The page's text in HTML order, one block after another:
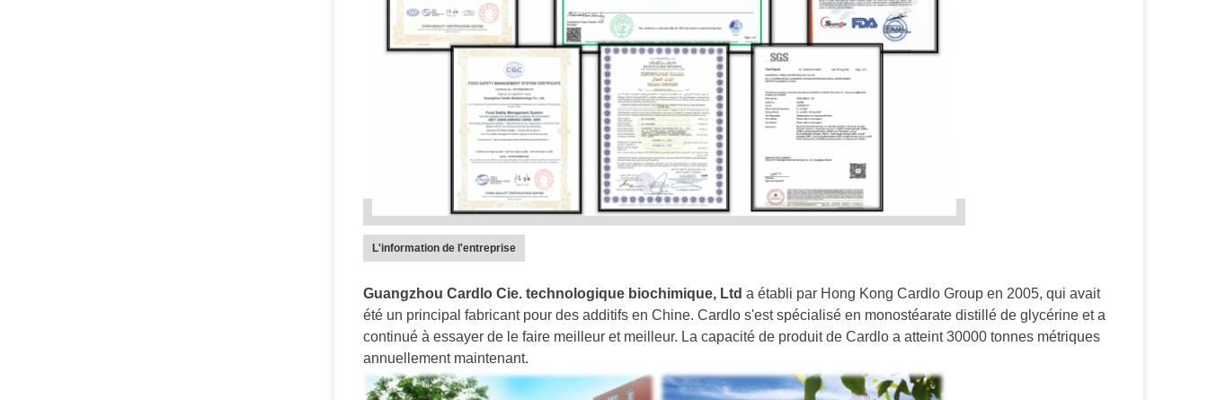
L'information de l'entreprise
Guangzhou Cardlo Cie. technologique biochimique, Ltd a établi par Hong Kong Cardlo Group en 2005, qui avait
été un principal fabricant pour des additifs en Chine. Cardlo s'est spécialisé en monostéarate distillé de glycérine et a
continué à essayer de le faire meilleur et meilleur. La capacité de produit de Cardlo a atteint 30000 tonnes métriques
annuellement maintenant.